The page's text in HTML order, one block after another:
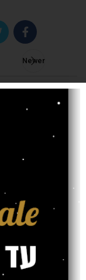
Newer
כתיבת תגובה
האימייל לא יוצג באתר.